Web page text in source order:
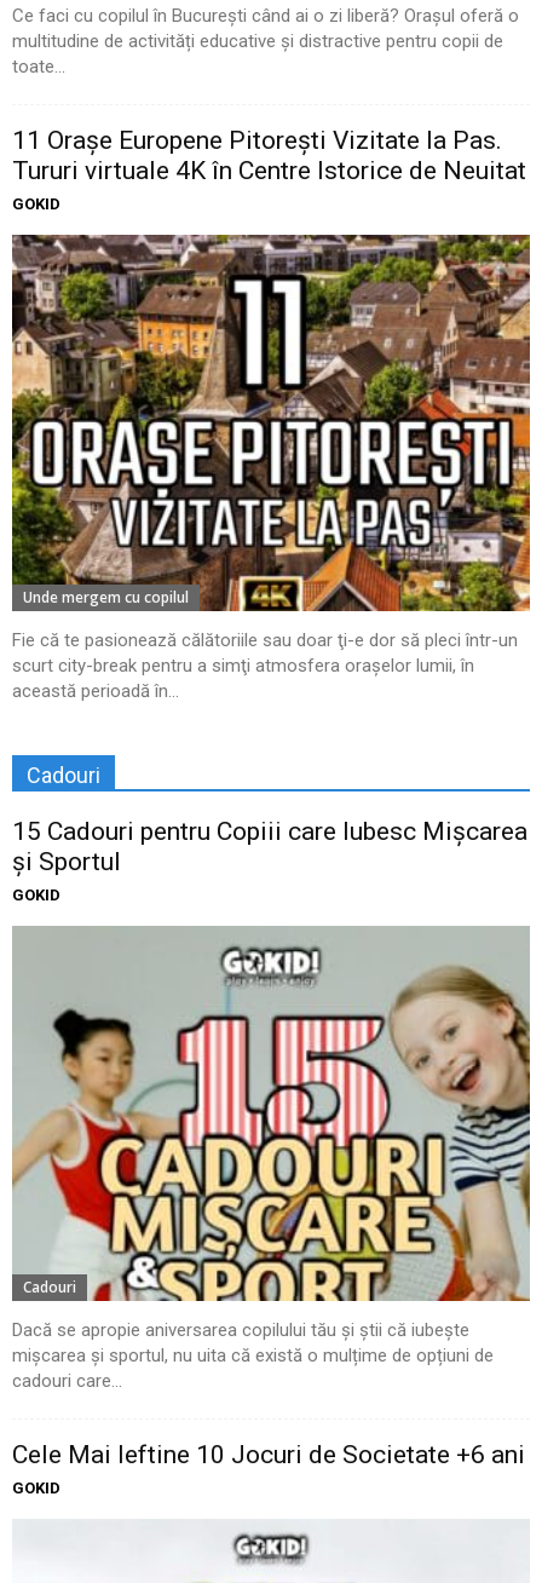
Ce faci cu copilul în București când ai o zi liberă? Orașul oferă o
multitudine de activități educative și distractive pentru copii de
toate...
11 Oraşe Europene Pitoreşti Vizitate la Pas.
Tururi virtuale 4K în Centre Istorice de Neuitat
GOKID
Unde mergem cu copilul
Fie că te pasionează călătoriile sau doar ţi-e dor să pleci într-un
scurt city-break pentru a simţi atmosfera oraşelor lumii, în
această perioadă în...
Cadouri
15 Cadouri pentru Copiii care Iubesc Mișcarea
și Sportul
GOKID
Cadouri
Dacă se apropie aniversarea copilului tău și știi că iubește
mișcarea și sportul, nu uita că există o mulțime de opțiuni de
cadouri care...
Cele Mai Ieftine 10 Jocuri de Societate +6 ani
GOKID